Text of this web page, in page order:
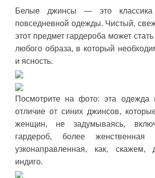
Белые джинсы — это классика
повседневной одежды. Чистый,
этот предмет гардероба может
любого образа, в который
и ясность.
Посмотрите на фото: эта одежда
отличие от синих джинсов,
женщин, не задумываясь,
гардероб, более
узконаправленная, как, скажем,
индиго.